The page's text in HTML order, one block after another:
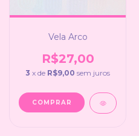
Vela Arco
R$27,00
3 x de R$9,00 sem juros
COMPRAR